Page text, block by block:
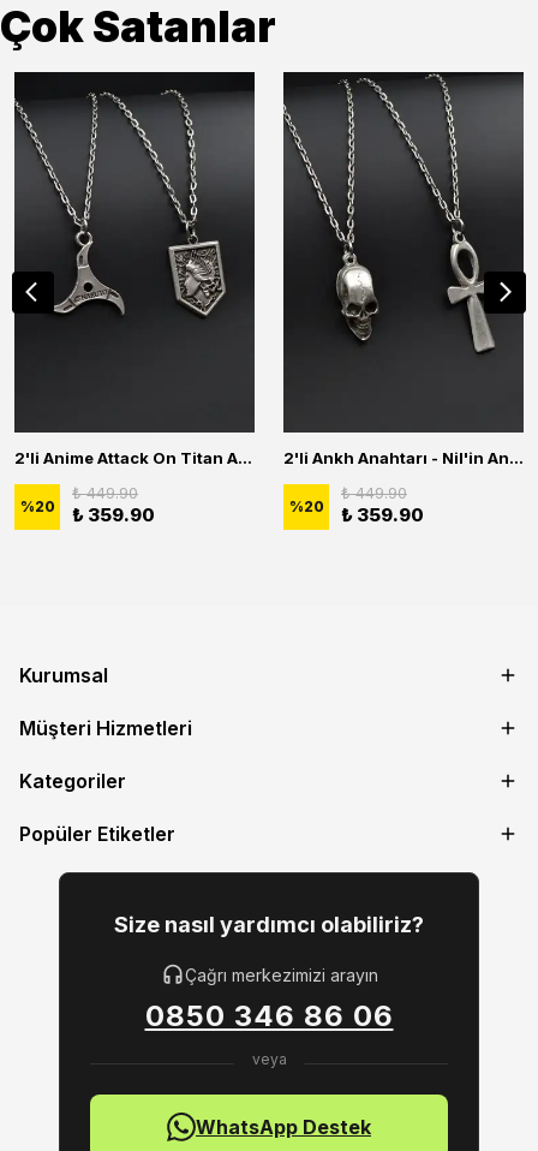
Çok Satanlar
2'li Anime Attack On Titan Acrylic Maria Anime Naruto Erkek Kadın Kolye Seti
%20
₺ 449.90
₺ 359.90
2'li Ankh Anahtarı - Nil'in Anahtarı - Kuru Kafa Erkek Kadın Kolye Seti
%20
₺ 449.90
₺ 359.90
Kurumsal
Müşteri Hizmetleri
Kategoriler
Popüler Etiketler
Size nasıl yardımcı olabiliriz?
Çağrı merkezimizi arayın
0850 346 86 06
WhatsApp Destek